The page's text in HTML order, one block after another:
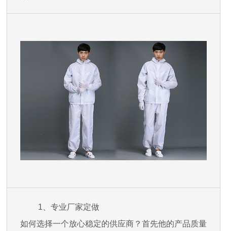
1、专业厂家定做
如何选择一个放心稳定的供应商？首先他的产品质量